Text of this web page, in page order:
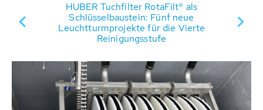
HUBER Tuchfilter RotaFilt® als
Schlüsselbaustein: Fünf neue
Leuchtturmprojekte für die Vierte
Reinigungsstufe